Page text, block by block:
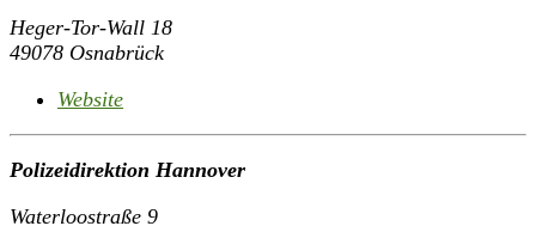
Heger-Tor-Wall 18
49078 Osnabrück
Website
Polizeidirektion Hannover
Waterloostraße 9